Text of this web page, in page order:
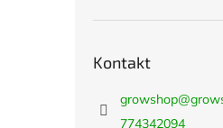
Kontakt
growshop@
774342094